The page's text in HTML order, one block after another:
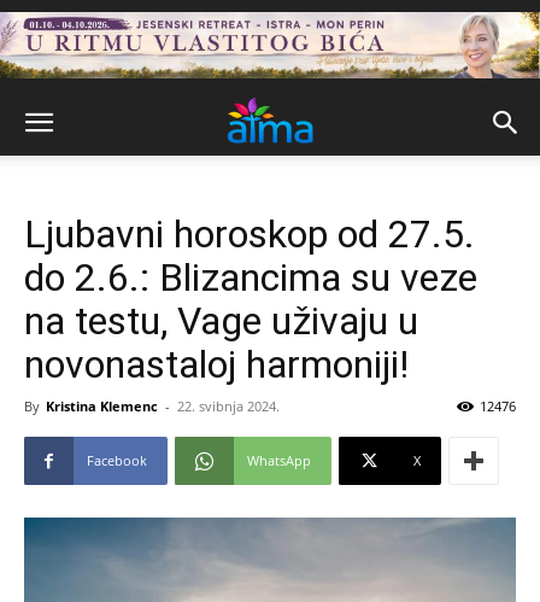
Ljubavni horoskop od 27.5.
do 2.6.: Blizancima su veze
na testu, Vage uživaju u
novonastaloj harmoniji!
By Kristina Klemenc - 22. svibnja 2024. 12476
Facebook WhatsApp X